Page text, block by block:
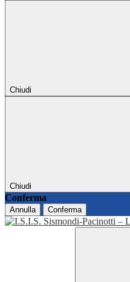
Chiudi
Chiudi
Conferma
Annulla Conferma